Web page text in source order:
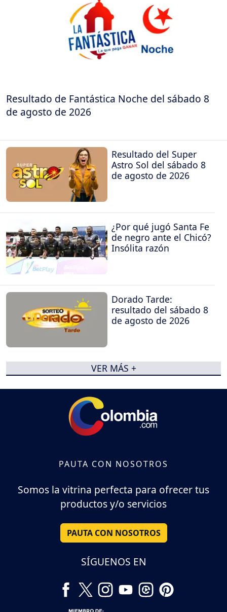
Resultado de Fantástica Noche del sábado 8
de agosto de 2026
Resultado del Super
Astro Sol del sábado 8
de agosto de 2026
¿Por qué jugó Santa Fe
de negro ante el Chicó?
Insólita razón
Dorado Tarde:
resultado del sábado 8
de agosto de 2026
VER MÁS +
PAUTA CON NOSOTROS
Somos la vitrina perfecta para ofrecer tus
productos y/o servicios
PAUTA CON NOSOTROS
SÍGUENOS EN